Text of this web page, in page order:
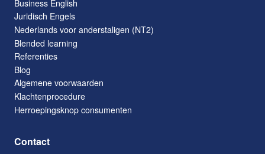
Business English
Juridisch Engels
Nederlands voor anderstaligen (NT2)
Blended learning
Referenties
Blog
Algemene voorwaarden
Klachtenprocedure
Herroepingsknop consumenten
Contact